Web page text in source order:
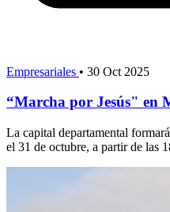
Empresariales • 30 Oct 2025
“Marcha por Jesús" en
La capital departamental
el 31 de octubre, a partir de las